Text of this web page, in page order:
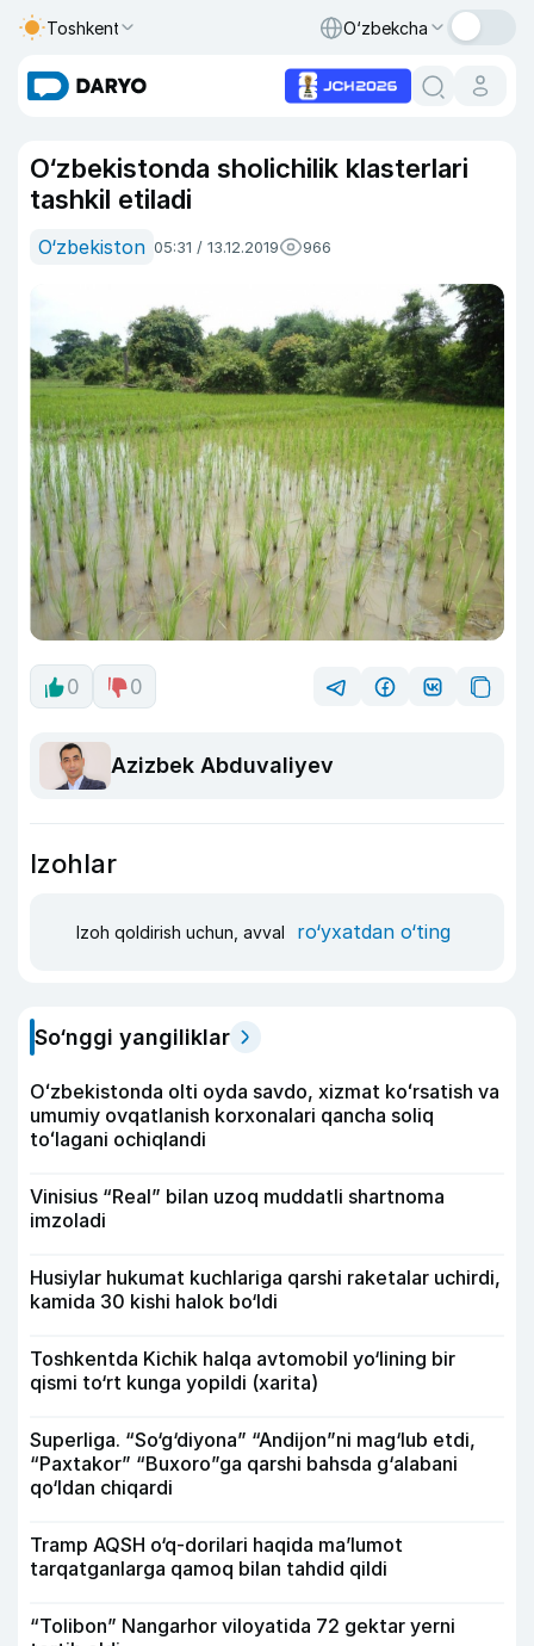
Toshkent O‘zbekcha
O‘zbekistonda sholichilik klasterlari
tashkil etiladi
O‘zbekiston 05:31 / 13.12.2019 966
0 0
Azizbek Abduvaliyev
Izohlar
Izoh qoldirish uchun, avval ro‘yxatdan o‘ting
So‘nggi yangiliklar
Oʻzbekistonda olti oyda savdo, xizmat koʻrsatish va
umumiy ovqatlanish korxonalari qancha soliq
toʻlagani ochiqlandi
Vinisius “Real” bilan uzoq muddatli shartnoma
imzoladi
Husiylar hukumat kuchlariga qarshi raketalar uchirdi,
kamida 30 kishi halok bo‘ldi
Toshkentda Kichik halqa avtomobil yo‘lining bir
qismi to‘rt kunga yopildi (xarita)
Superliga. “So‘g‘diyona” “Andijon”ni mag‘lub etdi,
“Paxtakor” “Buxoro”ga qarshi bahsda g‘alabani
qo‘ldan chiqardi
Tramp AQSH o‘q-dorilari haqida ma’lumot
tarqatganlarga qamoq bilan tahdid qildi
“Tolibon” Nangarhor viloyatida 72 gektar yerni